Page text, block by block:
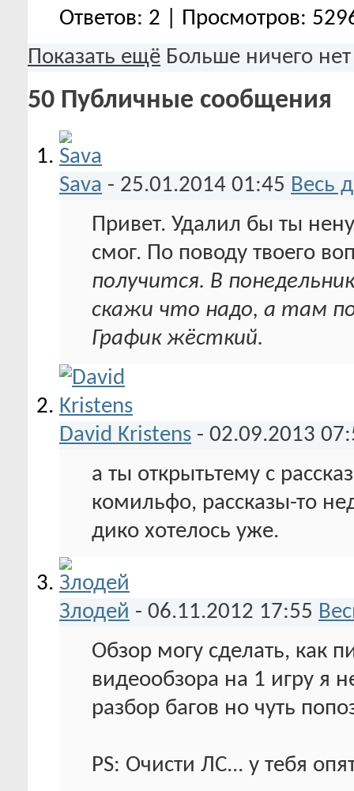
Ответов: 2 | Просмотров:
Показать ещё Больше ничего нет
50 Публичные сообщения
Sava - 25.01.2014 01:45 Весь
Привет. Удалил бы ты
смог. По поводу твоего
получится. В
скажи что надо, а там
График жёсткий.
David Kristens - 02.09.2013
а ты открытьтему с
комильфо, рассказы-то
дико хотелось уже.
Злодей - 06.11.2012 17:55
Обзор могу сделать, как
видеообзора на 1 игру я
разбор багов но чуть
PS: Очисти ЛС... у тебя